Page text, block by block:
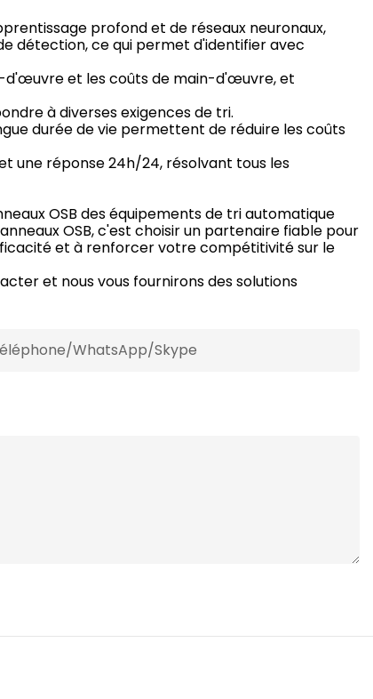
profond et de réseaux neuronaux,
détection, ce qui permet d'identifier avec
d'œuvre et les coûts de main-d'œuvre, et
à diverses exigences de tri.
durée de vie permettent de réduire les coûts
une réponse 24h/24, résolvant tous les
OSB des équipements de tri automatique
OSB, c'est choisir un partenaire fiable pour
et à renforcer votre compétitivité sur le
et nous vous fournirons des solutions
WhatsApp/Skype